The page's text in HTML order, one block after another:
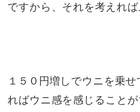
ですから、それを考えれ
１５０円増しでウニを乗
ればウニ感を感じること